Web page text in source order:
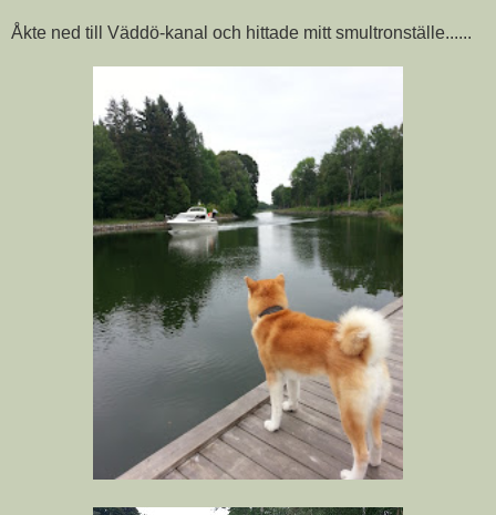
Åkte ned till Väddö-kanal och hittade mitt smultronställe......